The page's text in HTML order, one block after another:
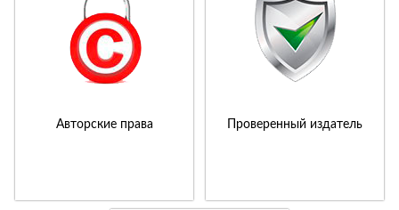
Авторские права Проверенный издатель